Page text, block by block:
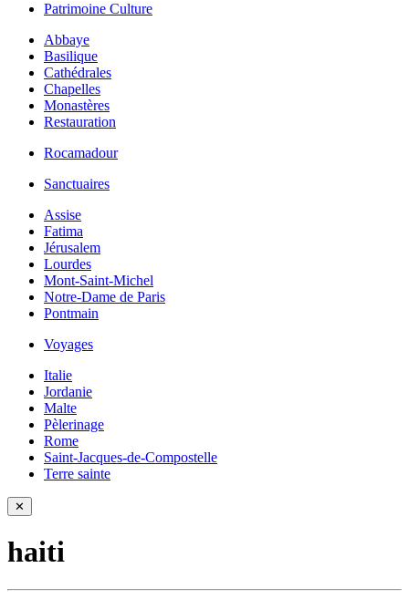
Patrimoine Culture
Abbaye
Basilique
Cathédrales
Chapelles
Monastères
Restauration
Rocamadour
Sanctuaires
Assise
Fatima
Jérusalem
Lourdes
Mont-Saint-Michel
Notre-Dame de Paris
Pontmain
Voyages
Italie
Jordanie
Malte
Pèlerinage
Rome
Saint-Jacques-de-Compostelle
Terre sainte
✕
haiti